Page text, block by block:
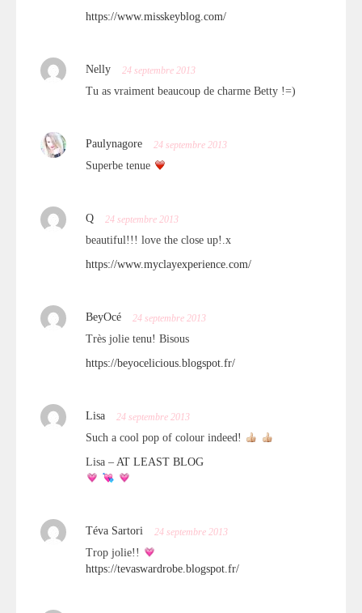
https://www.misskeyblog.com/
Nelly 24 septembre 2013
Tu as vraiment beaucoup de charme Betty !=)
Paulynagore 24 septembre 2013
Superbe tenue
Q 24 septembre 2013
beautiful!!! love the close up!.x
https://www.myclayexperience.com/
BeyOcé 24 septembre 2013
Très jolie tenu! Bisous
https://beyocelicious.blogspot.fr/
Lisa 24 septembre 2013
Such a cool pop of colour indeed!
Lisa – AT LEAST BLOG
Téva Sartori 24 septembre 2013
Trop jolie!!
https://tevaswardrobe.blogspot.fr/